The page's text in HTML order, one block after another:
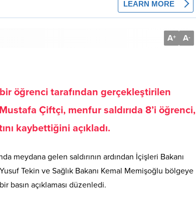
A+ A-
öğrenci tarafından gerçekleştirilen
Çiftçi, menfur saldırıda 8’i öğrenci,
kaybettiğini açıkladı.
meydana gelen saldırının ardından İçişleri Bakanı
Tekin ve Sağlık Bakanı Kemal Memişoğlu bölgeye
basın açıklaması düzenledi.